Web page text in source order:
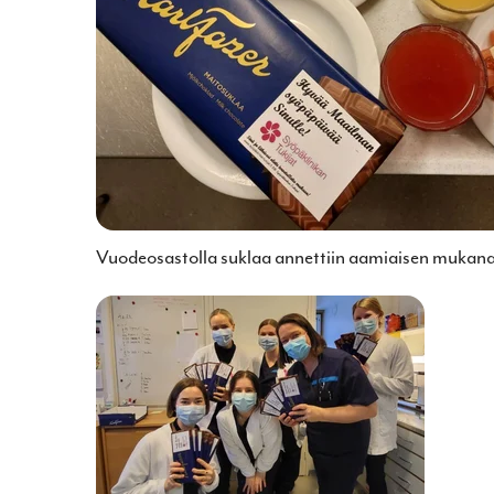
Vuodeosastolla suklaa annettiin aamiaisen